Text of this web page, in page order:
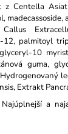
z Centella
12, palmitoyl
10
guma,
Extrakt
a